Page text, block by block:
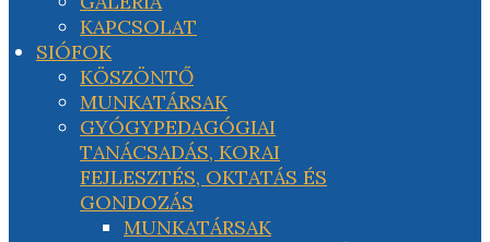
KAPCSOLAT
SIÓFOK
KÖSZÖNTŐ
MUNKATÁRSAK
GYÓGYPEDAGÓGIAI
TANÁCSADÁS, KORAI
FEJLESZTÉS, OKTATÁS ÉS
GONDOZÁS
MUNKATÁRSAK